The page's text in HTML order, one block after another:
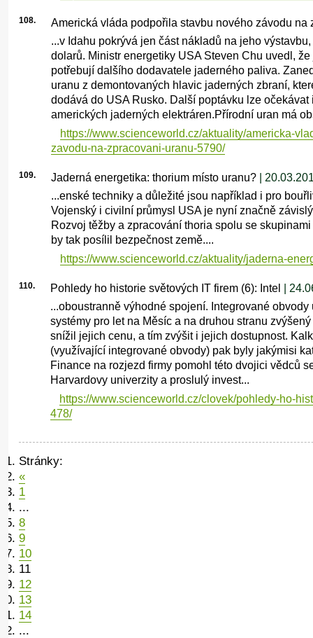
108.
Americká vláda podpořila stavbu nového závodu na
...v Idahu pokrývá jen část nákladů na jeho
dolarů. Ministr energetiky USA Steven Chu uvedl,
potřebují dalšího dodavatele jaderného paliva.
uranu z demontovaných hlavic jaderných zbraní,
dodává do USA Rusko. Další poptávku lze
amerických jaderných elektráren.Přírodní uran má
https://www.scienceworld.cz/aktuality/americka-
zavodu-na-zpracovani-uranu-5790/
109. Jaderná energetika: thorium místo uranu?|
...enské techniky a důležité jsou například i pro
Vojenský i civilní průmysl USA je nyní značně
Rozvoj těžby a zpracování thoria spolu se
by tak posílil bezpečnost země....
https://www.scienceworld.cz/aktuality/jaderna-
110. Pohledy ho historie světových IT firem (6): Intel |
...oboustranně výhodné spojení. Integrované
systémy pro let na Měsíc a na druhou stranu
snížil jejich cenu, a tím zvýšit i jejich dostupnost.
(využívající integrované obvody) pak byly jakýmisi
Finance na rozjezd firmy pomohl této dvojici vědců
Harvardovy univerzity a proslulý invest...
https://www.scienceworld.cz/clovek/pohledy-ho-
478/
Stránky:
«
1
...
8
9
10
11
12
13
14
...